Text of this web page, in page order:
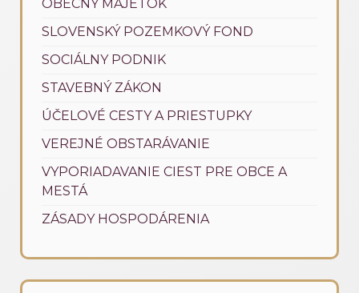
OBECNÝ MAJETOK
SLOVENSKÝ POZEMKOVÝ FOND
SOCIÁLNY PODNIK
STAVEBNÝ ZÁKON
ÚČELOVÉ CESTY A PRIESTUPKY
VEREJNÉ OBSTARÁVANIE
VYPORIADAVANIE CIEST PRE OBCE A
MESTÁ
ZÁSADY HOSPODÁRENIA